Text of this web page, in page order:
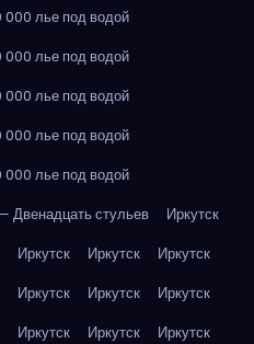
лье под водой
лье под водой
лье под водой
лье под водой
лье под водой
Двенадцать стульев
Иркутск
Иркутск Иркутск
Иркутск
Иркутск Иркутск
Иркутск
Иркутск Иркутск
Иркутск